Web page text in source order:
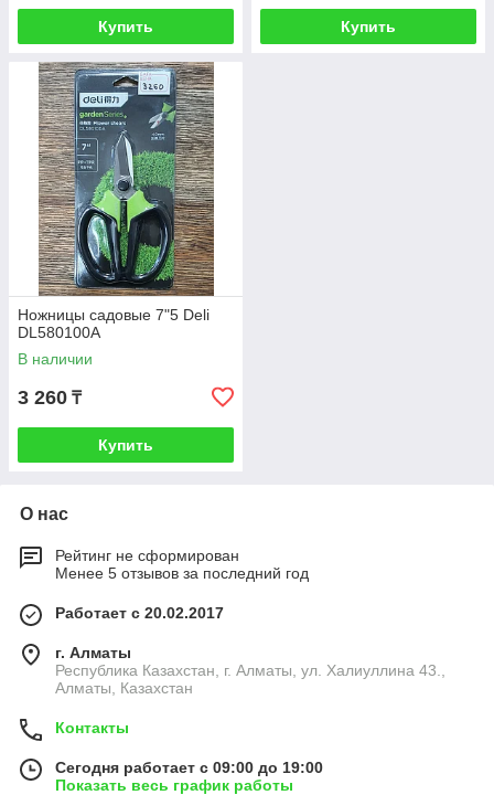
Купить Купить
Ножницы садовые 7"5 Deli
DL580100А
В наличии
3 260 ₸
Купить
О нас
Рейтинг не сформирован
Менее 5 отзывов за последний год
Работает с 20.02.2017
г. Алматы
Республика Казахстан, г. Алматы, ул. Халиуллина 43.,
Алматы, Казахстан
Контакты
Сегодня работает с 09:00 до 19:00
Показать весь график работы